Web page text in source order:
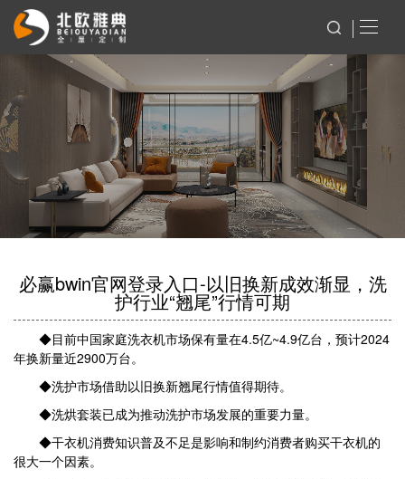
必赢bwin官网登录入口-以旧换新成效渐显，洗
护行业“翘尾”行情可期
◆目前中国家庭洗衣机市场保有量在4.5亿~4.9亿台，预计2024
年换新量近2900万台。
◆洗护市场借助以旧换新翘尾行情值得期待。
◆洗烘套装已成为推动洗护市场发展的重要力量。
◆干衣机消费知识普及不足是影响和制约消费者购买干衣机的
很大一个因素。